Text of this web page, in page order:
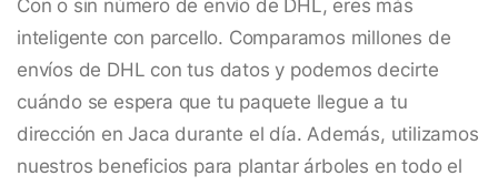
Con o sin número de envío de DHL, eres más
inteligente con parcello. Comparamos millones de
envíos de DHL con tus datos y podemos decirte
cuándo se espera que tu paquete llegue a tu
dirección en Jaca durante el día. Además, utilizamos
nuestros beneficios para plantar árboles en todo el